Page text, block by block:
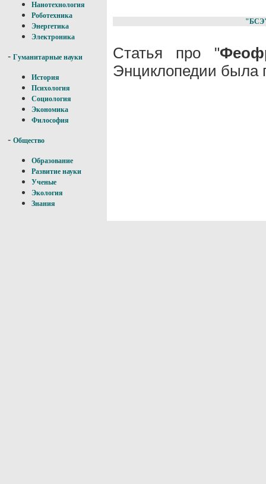
Нанотехнология
Роботехника
Энергетика
Электроника
- Гуманитарные науки
История
Психология
Социология
Экономика
Философия
- Общество
Образование
Развитие науки
Ученые
Экология
Знания
Статья про "
Энциклопедии была